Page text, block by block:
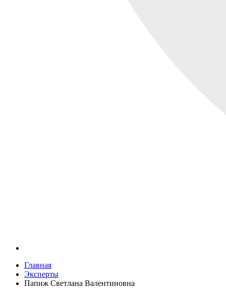
Главная
Эксперты
Папиж Светлана Валентиновна